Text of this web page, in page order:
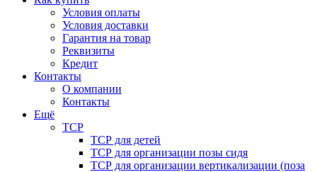
Условия оплаты
Условия доставки
Гарантия на товар
Реквизиты
Кредит
Контакты
О компании
Контакты
Ещё
ТСР
ТСР для детей
ТСР для организации позы сидя
ТСР для организации вертикализации (поза